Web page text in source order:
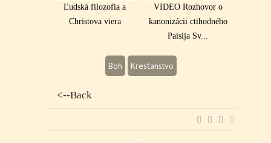
Ľudská filozofia a
Christova viera
VIDEO Rozhovor o
kanonizácii ctihodného
Paisija Sv...
Boh Kresťanstvo
<--Back